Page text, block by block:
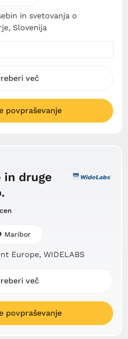
in svetovanja o
Slovenija
več
povpraševanje
druge
Europe, WIDELABS
Maribor
več
povpraševanje